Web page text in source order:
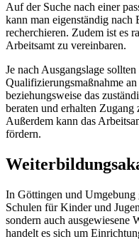
Auf der Suche nach einer
kann man eigenständig
recherchieren. Zudem ist es
Arbeitsamt zu vereinbaren.
Je nach Ausgangslage
Qualifizierungsmaßnahme
beziehungsweise das
beraten und erhalten Zugang
Außerdem kann das
fördern.
In Göttingen und
Schulen für Kinder und
sondern auch ausgewiesene
handelt es sich um